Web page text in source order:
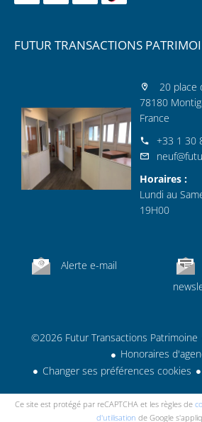
FUTUR TRANSACTIONS
20 place
78180
France
+33 1 30
Horaires :
Lundi au
19H00
Alerte e-mail
©2026 Futur Transactions Patrimoine
Honoraires
Changer ses préférences cookies
Ce site est protégé par reCAPTCHA et les règles de
d'utilisation de Google